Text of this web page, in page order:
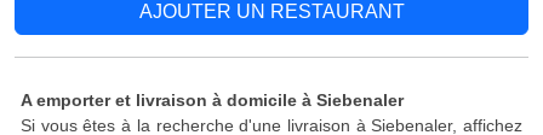
AJOUTER UN RESTAURANT
A emporter et livraison à domicile à Siebenaler
Si vous êtes à la recherche d'une livraison à Siebenaler, affichez